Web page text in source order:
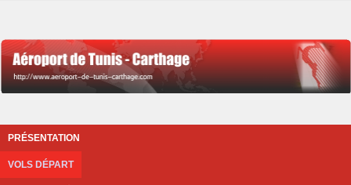
PRÉSENTATION
VOLS DÉPART